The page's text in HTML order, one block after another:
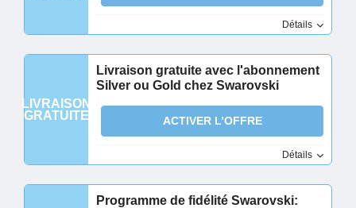
Détails
LIVRAISON
GRATUITE
Livraison gratuite avec l'abonnement
Silver ou Gold chez Swarovski
ACTIVER L’OFFRE
Détails
Programme de fidélité Swarovski: